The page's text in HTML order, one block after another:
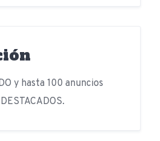
y hasta 100 anuncios